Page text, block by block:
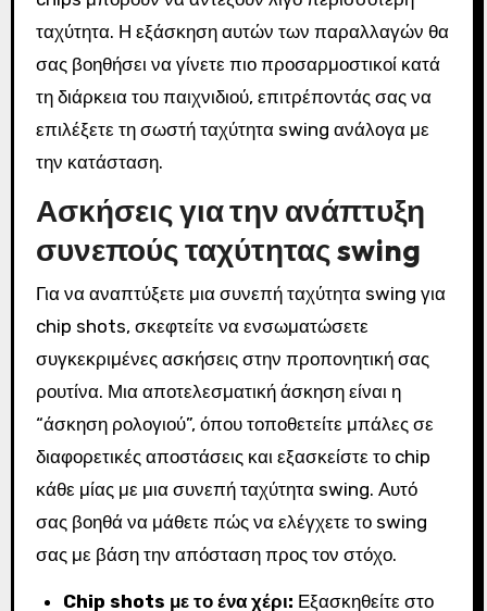
ταχύτητα. Η εξάσκηση αυτών των παραλλαγών θα
σας βοηθήσει να γίνετε πιο προσαρμοστικοί κατά
τη διάρκεια του παιχνιδιού, επιτρέποντάς σας να
επιλέξετε τη σωστή ταχύτητα swing ανάλογα με
την κατάσταση.
Ασκήσεις για την ανάπτυξη
συνεπούς ταχύτητας swing
Για να αναπτύξετε μια συνεπή ταχύτητα swing για
chip shots, σκεφτείτε να ενσωματώσετε
συγκεκριμένες ασκήσεις στην προπονητική σας
ρουτίνα. Μια αποτελεσματική άσκηση είναι η
“άσκηση ρολογιού”, όπου τοποθετείτε μπάλες σε
διαφορετικές αποστάσεις και εξασκείστε το chip
κάθε μίας με μια συνεπή ταχύτητα swing. Αυτό
σας βοηθά να μάθετε πώς να ελέγχετε το swing
σας με βάση την απόσταση προς τον στόχο.
Chip shots με το ένα χέρι: Εξασκηθείτε στο